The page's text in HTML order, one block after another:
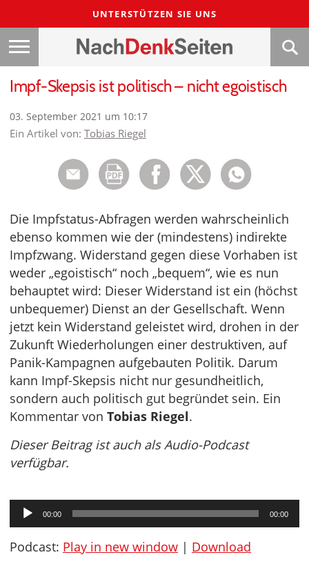
UNTERSTÜTZEN SIE UNS
Impf-Skepsis ist politisch – nicht egoistisch
03. September 2021 um 10:17
Ein Artikel von: Tobias Riegel
Die Impfstatus-Abfragen werden wahrscheinlich
ebenso kommen wie der (mindestens) indirekte
Impfzwang. Widerstand gegen diese Vorhaben ist
weder „egoistisch“ noch „bequem“, wie es nun
behauptet wird: Dieser Widerstand ist ein (höchst
unbequemer) Dienst an der Gesellschaft. Wenn
jetzt kein Widerstand geleistet wird, drohen in der
Zukunft Wiederholungen einer destruktiven, auf
Panik-Kampagnen aufgebauten Politik. Darum
kann Impf-Skepsis nicht nur gesundheitlich,
sondern auch politisch gut begründet sein. Ein
Kommentar von Tobias Riegel.
Dieser Beitrag ist auch als Audio-Podcast
verfügbar.
Audio-
Player
00:00 00:00
Podcast: Play in new window | Download